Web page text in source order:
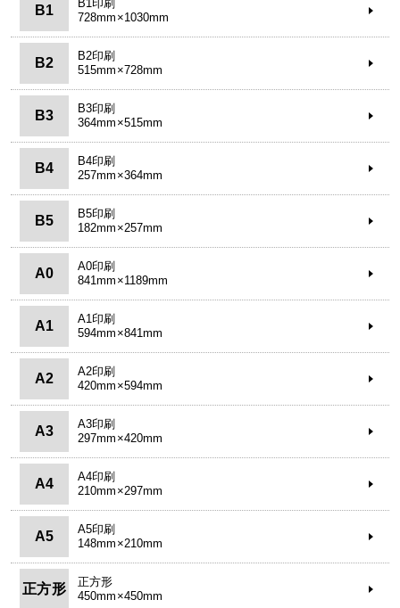
B1
B1印刷
728mm×1030mm
B2
B2印刷
515mm×728mm
B3
B3印刷
364mm×515mm
B4
B4印刷
257mm×364mm
B5
B5印刷
182mm×257mm
A0
A0印刷
841mm×1189mm
A1
A1印刷
594mm×841mm
A2
A2印刷
420mm×594mm
A3
A3印刷
297mm×420mm
A4
A4印刷
210mm×297mm
A5
A5印刷
148mm×210mm
正方形
正方形
450mm×450mm